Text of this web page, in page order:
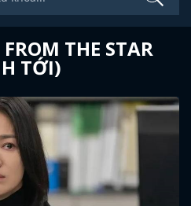
THE STAR
TỚI)